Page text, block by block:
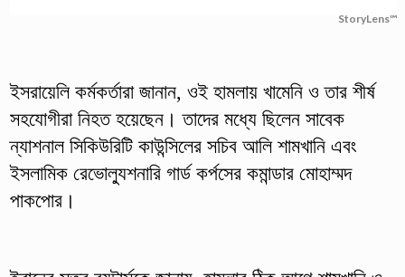
StoryLens™
ইসরায়েলি কর্মকর্তারা জানান, ওই হামলায় খামেনি ও তার শীর্ষ
সহযোগীরা নিহত হয়েছেন। তাদের মধ্যে ছিলেন সাবেক
ন্যাশনাল সিকিউরিটি কাউন্সিলের সচিব আলি শামখানি এবং
ইসলামিক রেভোল্যুশনারি গার্ড কর্পসের কমান্ডার মোহাম্মদ
পাকপোর।